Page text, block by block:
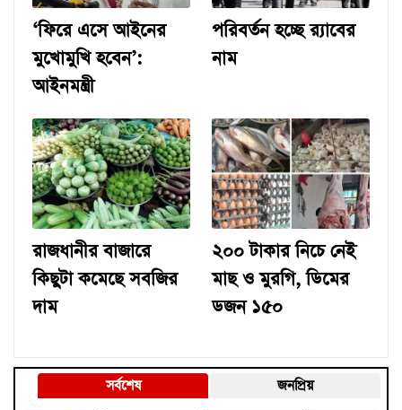
‘ফিরে এসে আইনের
মুখোমুখি হবেন’:
আইনমন্ত্রী
পরিবর্তন হচ্ছে র‌্যাবের
নাম
রাজধানীর বাজারে
কিছুটা কমেছে সবজির
দাম
২০০ টাকার নিচে নেই
মাছ ও মুরগি, ডিমের
ডজন ১৫০
সর্বশেষ
জনপ্রিয়